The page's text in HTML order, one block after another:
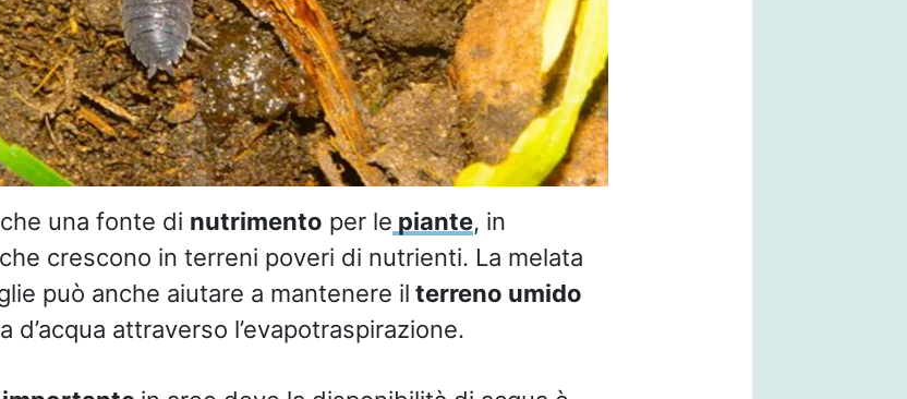
una fonte di nutrimento per le piante, in
crescono in terreni poveri di nutrienti. La melata
può anche aiutare a mantenere il terreno umido
d’acqua attraverso l’evapotraspirazione.